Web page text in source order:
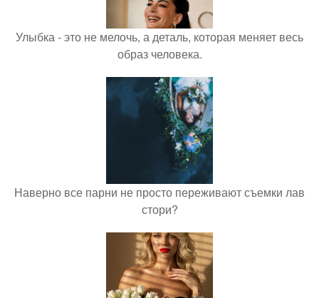
Улыбка - это не мелочь, а деталь, которая меняет весь
образ человека.
Наверно все парни не просто переживают съемки лав
стори?